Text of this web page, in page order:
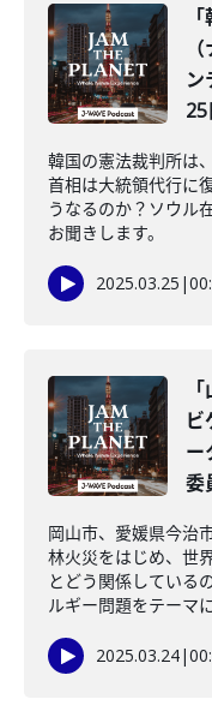
ン
韓国の憲法裁判所は
首相は大統領代行に
うなるのか？ソウル
お聞きします。
2025.03.25 |
ビ
ー
委
岡山市、愛媛県今治
林火災をはじめ、世
とどう関係している
ルギー問題をテーマ
2025.03.24|